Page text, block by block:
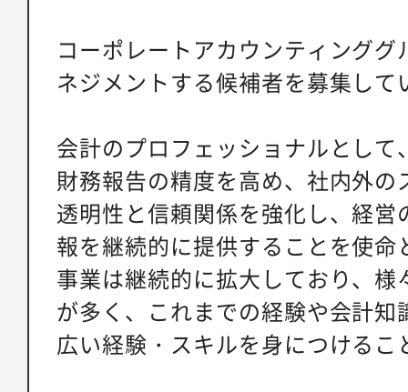
コーポレートアカウンティング
ネジメントする候補者を募集して
会計のプロフェッショナルとし
財務報告の精度を高め、社内外
透明性と信頼関係を強化し、経
報を継続的に提供することを使命
事業は継続的に拡大しており、
が多く、これまでの経験や会計
広い経験・スキルを身につけるこ